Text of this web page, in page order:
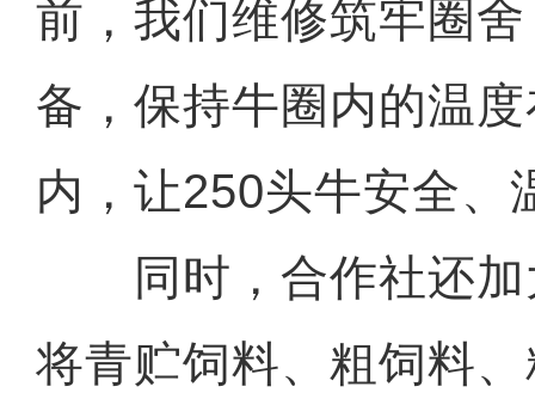
前，我们维修筑牢圈
备，保持牛圈内的温
内，让250头牛安全、
同时，合作社还加
将青贮饲料、粗饲料